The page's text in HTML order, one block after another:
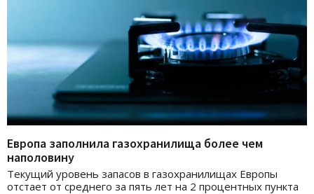
Европа заполнила газохранилища более чем
наполовину
Текущий уровень запасов в газохранилищах Европы
отстает от среднего за пять лет на 2 процентных пункта